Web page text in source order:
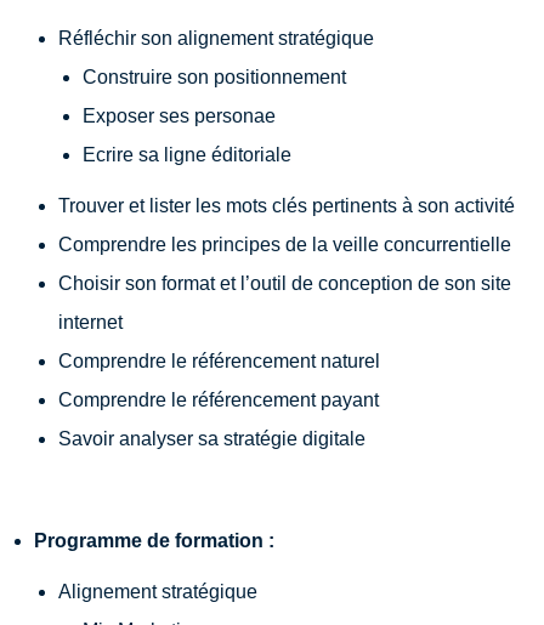
Réfléchir son alignement stratégique
Construire son positionnement
Exposer ses personae
Ecrire sa ligne éditoriale
Trouver et lister les mots clés pertinents à son activité
Comprendre les principes de la veille concurrentielle
Choisir son format et l’outil de conception de son site
internet
Comprendre le référencement naturel
Comprendre le référencement payant
Savoir analyser sa stratégie digitale
Programme de formation :
Alignement stratégique